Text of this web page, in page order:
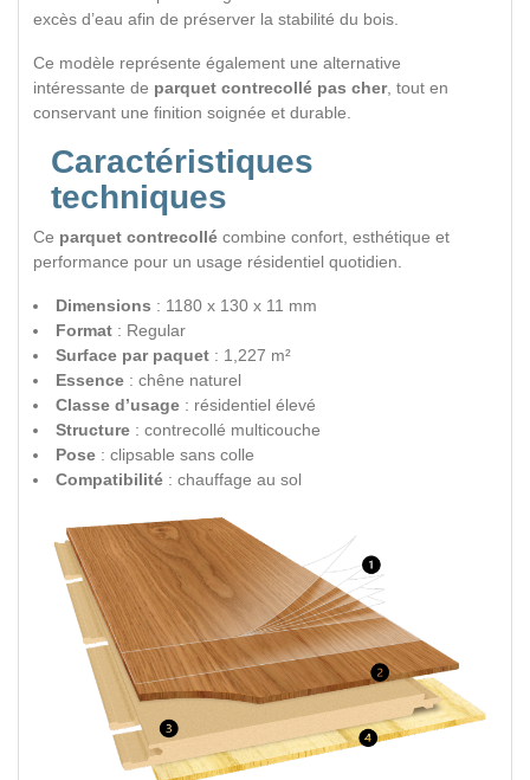
excès d’eau afin de préserver la stabilité du bois.
Ce modèle représente également une alternative
intéressante de parquet contrecollé pas cher, tout en
conservant une finition soignée et durable.
Caractéristiques
techniques
Ce parquet contrecollé combine confort, esthétique et
performance pour un usage résidentiel quotidien.
Dimensions : 1180 x 130 x 11 mm
Format : Regular
Surface par paquet : 1,227 m²
Essence : chêne naturel
Classe d’usage : résidentiel élevé
Structure : contrecollé multicouche
Pose : clipsable sans colle
Compatibilité : chauffage au sol